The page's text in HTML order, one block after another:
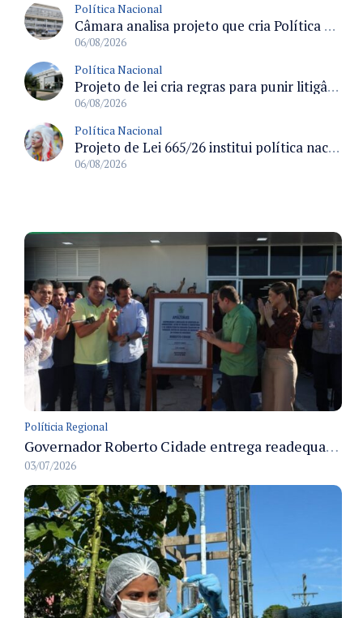
Política Nacional
Câmara analisa projeto que cria Política Nacional de Qualificação e Valorização da Preceptoria na Residência Médica
06/08/2026
Política Nacional
Projeto de lei cria regras para punir litigância abusiva reversa e integrar sistemas do Judiciário
06/08/2026
Política Nacional
Projeto de Lei 665/26 institui política nacional para prevenção ao transfeminicídio e prevê medidas de proteção e reparação
06/08/2026
Políticia Regional
Governador Roberto Cidade entrega readequação do ambulatório da FCecon e amplia capacidade de atendimento oncológico em Manaus
03/07/2026